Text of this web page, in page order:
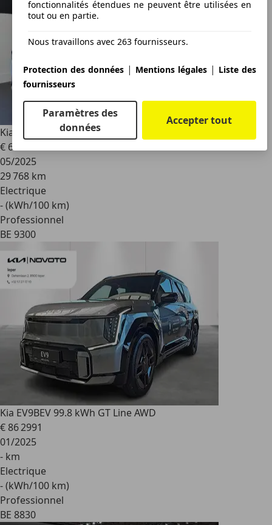
fonctionnalités étendues ne peuvent être utilisées en
tout ou en partie.
Nous travaillons avec 263 fournisseurs.
Protection des données | Mentions légales | Liste des
fournisseurs
Paramètres des
données
Accepter tout
Kia EV9
EV9 99.8 kWh Business Plus Business Plus
€ 63 900
05/2025
29 768 km
Electrique
- (kWh/100 km)
Professionnel
BE 9300
Kia EV9BEV 99.8 kWh GT Line AWD
€ 86 2991
01/2025
- km
Electrique
- (kWh/100 km)
Professionnel
BE 8830